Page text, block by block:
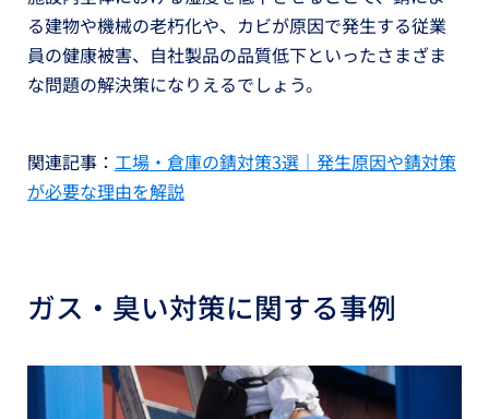
る建物や機械の老朽化や、カビが原因で発生する従業
員の健康被害、自社製品の品質低下といったさまざま
な問題の解決策になりえるでしょう。
関連記事： 工場・倉庫の錆対策3選｜発生原因や錆対策
が必要な理由を解説
ガス・臭い対策に関する事例